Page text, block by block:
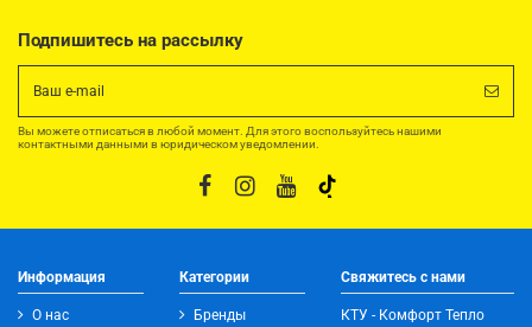
Подпишитесь на рассылку
Вы можете отписаться в любой момент. Для этого воспользуйтесь нашими
контактными данными в юридическом уведомлении.
Информация
О нас
Категории
Бренды
Свяжитесь с нами
КТУ - Комфорт Тепло